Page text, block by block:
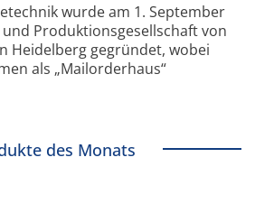
wurde am 1. September
Produktionsgesellschaft von
Heidelberg gegründet, wobei
als „Mailorderhaus“
des Monats